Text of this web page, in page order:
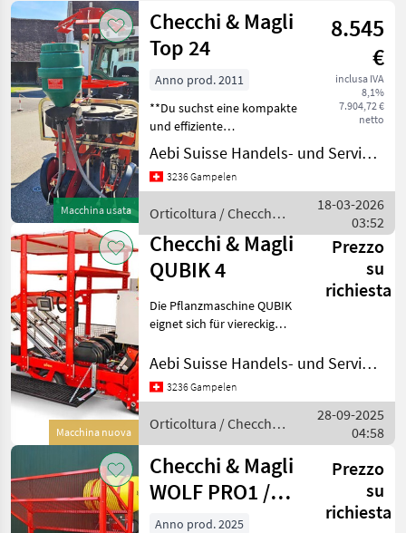
ricerca
Categoria 4 Paese
PERCORSO
ATTUALE
Settore
agricolo
Orticoltura
Altre
Macchine
Per
Orticoltura
Checchi
Magli
SCEGLI
CATEGORIA
Checchi & Magli
KMK
Grimme
Reimposta
Mostra
risultati
Macchina usata
Checchi & Magli
Top 24
8.545
€
inclusa IVA
8,1%
7.904,72 €
netto
Anno prod. 2011
**Du suchst eine kompakte
und effiziente
Pflanzmaschine für deinen
Gemüsebau?** ***Die Top
24 überzeugt durch
präzises Pflanzen und hohe
Flexi
Aebi Suisse Handels- und Serviceorganisation SA
3236 Gampelen
Orticoltura / Checchi
& Magli
18-03-2026
03:52
Macchina nuova
Checchi & Magli
QUBIK 4
Prezzo
su
richiesta
Die Pflanzmaschine QUBIK
eignet sich für viereckig
Abmessung zwischen 3, 2
Der Reihenabstand ist
Aebi Suisse Handels- und Serviceorganisation SA
3236 Gampelen
Orticoltura / Checchi
& Magli
28-09-2025
04:58
Checchi & Magli
WOLF PRO1 /
SEEDPROe
Prezzo
su
richiesta
Anno prod. 2025